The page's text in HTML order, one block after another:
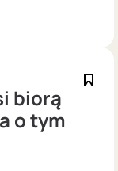
biorą
o tym